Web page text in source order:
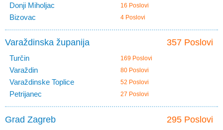
Donji Miholjac 16 Poslovi
Bizovac 4 Poslovi
357 Poslovi
Varaždinska županija
Turčin 169 Poslovi
Varaždin 80 Poslovi
Varaždinske Toplice 52 Poslovi
Petrijanec 27 Poslovi
295 Poslovi
Grad Zagreb